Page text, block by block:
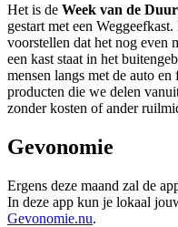
Het is de Week van de
gestart met een
voorstellen dat het nog even
een kast staat in het
mensen langs met de auto
producten die we delen
zonder kosten of ander
Gevonomie
Ergens deze maand zal de
In deze app kun je lokaal
Gevonomie.nu.